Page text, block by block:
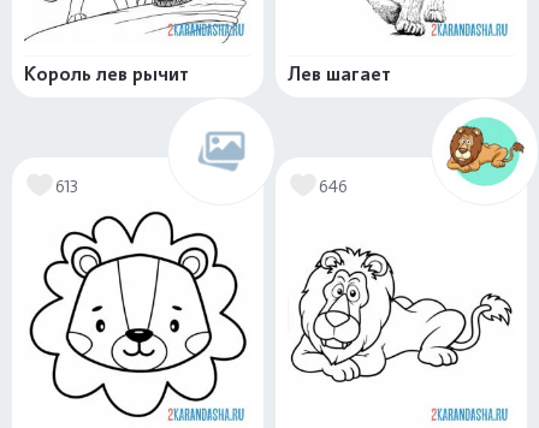
Король лев рычит Лев шагает
613 646